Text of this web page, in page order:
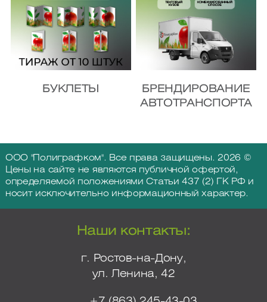
БУКЛЕТЫ
БРЕНДИРОВАНИЕ
АВТОТРАНСПОРТА
ООО "Полиграфком". Все права защищены. 2026 ©
Цены на сайте не являются публичной офертой,
определяемой положениями Статьи 437 (2) ГК РФ и
носит исключительно информационный характер.
Наши контакты:
г. Ростов-на-Дону,
ул. Ленина, 42